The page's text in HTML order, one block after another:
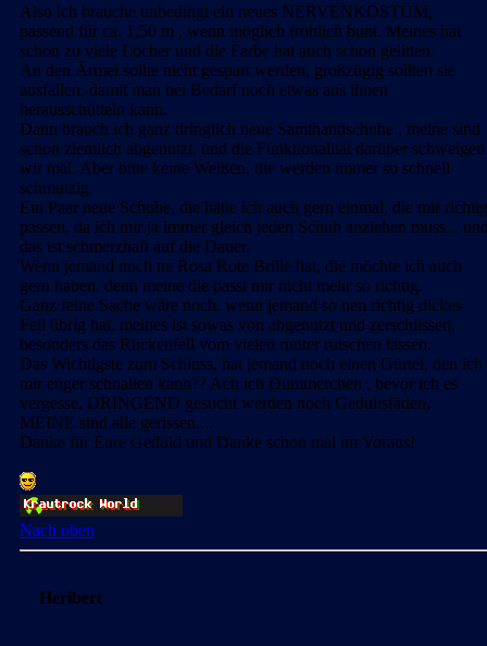
Also ich brauche unbedingt ein neues NERVENKOSTÜM,
passend für ca. 1,50 m , wenn möglich fröhlich bunt. Meines hat
schon zu viele Löcher und die Farbe hat auch schon gelitten.
An den Ärmel sollte nicht gespart werden, großzügig sollten sie
ausfallen, damit man bei Bedarf noch etwas aus ihnen
herausschütteln kann.
Dann brauch ich ganz dringlich neue Samthandschuhe , meine sind
schon ziemlich abgenutzt, und die Funktionalität darüber schweigen
wir mal. Aber bitte keine Weißen, die werden immer so schnell
schmutzig.
Ein Paar neue Schuhe, die hätte ich auch gern einmal, die mir richtig
passen, da ich mir ja immer gleich jeden Schuh anziehen muss...
das ist schmerzhaft auf die Dauer.
Wenn jemand noch ne Rosa Rote Brille hat, die möchte ich auch
gern haben, denn meine die passt mir nicht mehr so richtig.
Ganz feine Sache wäre noch, wenn jemand so nen richtig dickes
Fell übrig hat. meines ist sowas von abgenutzt und zerschlissen,
besonders das Rückenfell vom vielen runter rutschen lassen.
Das Wichtigste zum Schluss, hat jemand noch einen Gürtel, den ich
mir enger schnallen kann?? Ach ich Dummerchen , bevor ich es
vergesse, DRINGEND gesucht werden noch Gedultsfäden,
MEINE sind alle gerissen....
Danke für Eure Geduld und Danke schon mal im Voraus!
Nach oben
Heribert